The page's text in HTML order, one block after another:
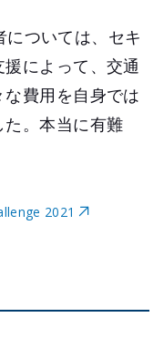
については、セキ
によって、交通
費用を自身では
。本当に有難
2021